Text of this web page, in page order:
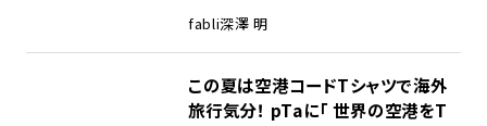
fabli深澤 明
この夏は空港コードTシャツで海外
旅行気分！ pTaに「 世界の空港をT